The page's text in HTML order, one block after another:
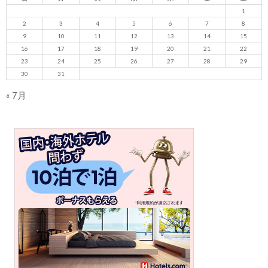
1
2
3 4 5 6 7
8
9
10 11 12 13 14
15
16
17 18 19 20 21
22
23
24 25 26 27 28
29
30
31
« 7月